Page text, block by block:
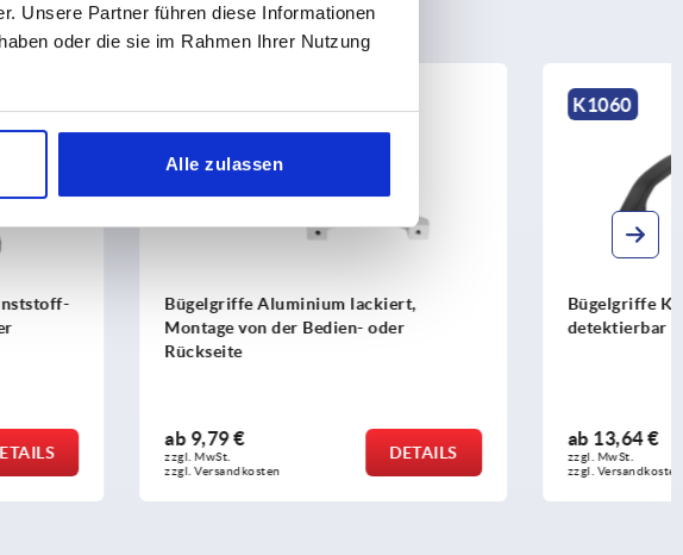
Unsere Partner führen diese Informationen
oder die sie im Rahmen Ihrer Nutzung
Alle zulassen
Aluminium lackiert,
der Bedien- oder
DETAILS
Bügelgriffe Kunststoff metall-
detektierbar
13,64 €
zzgl. MwSt.
zzgl. Versandkosten
DETAILS